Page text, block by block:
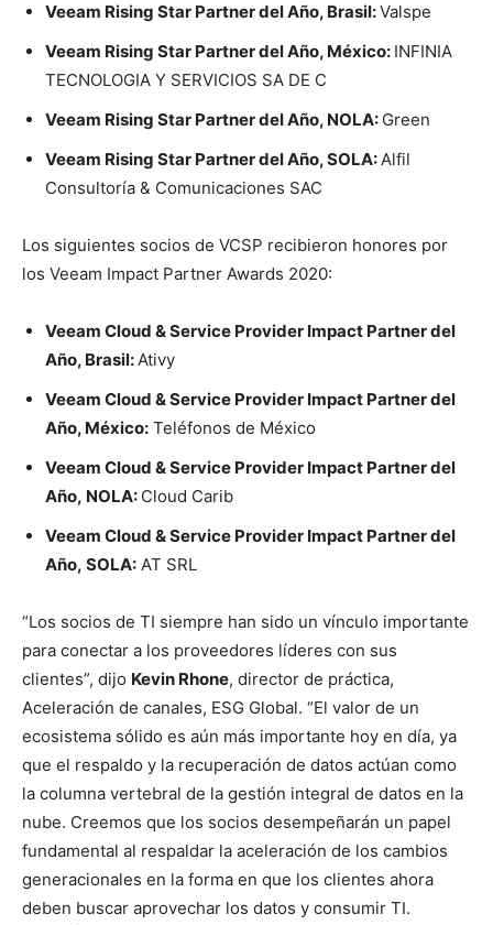
Veeam Rising Star Partnerdel Año, Brasil:Valspe
Veeam Rising Star Partnerdel Año, México: INFINIA
TECNOLOGIA Y SERVICIOS SA DE C
Veeam Rising Star Partnerdel Año, NOLA: Green
Veeam Rising Star Partnerdel Año, SOLA:Alfil
Consultoría & Comunicaciones SAC
Los siguientes socios de VCSP recibieron honores por
los Veeam Impact Partner Awards 2020:
Veeam Cloud & Service Provider Impact Partner del
Año, Brasil:Ativy
Veeam Cloud & Service Provider Impact Partner del
Año, México: Teléfonos de México
Veeam Cloud & Service Provider Impact Partnerdel
Año, NOLA: Cloud Carib
Veeam Cloud & Service Provider Impact Partnerdel
Año, SOLA: AT SRL
“Los socios de TI siempre han sido un vínculo importante
para conectar a los proveedores líderes con sus
clientes”, dijo Kevin Rhone, director de práctica,
Aceleración de canales, ESG Global. “El valor de un
ecosistema sólido es aún más importante hoy en día, ya
que el respaldo y la recuperación de datos actúan como
la columna vertebral de la gestión integral de datos en la
nube. Creemos que los socios desempeñarán un papel
fundamental al respaldar la aceleración de los cambios
generacionales en la forma en que los clientes ahora
deben buscar aprovechar los datos y consumir TI.